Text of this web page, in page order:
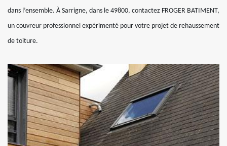
dans l’ensemble. À Sarrigne, dans le 49800, contactez FROGER BATIMENT,
un couvreur professionnel expérimenté pour votre projet de rehaussement
de toiture.